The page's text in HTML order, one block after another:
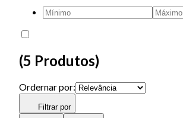
(5 Produtos)
Ordernar por:
Filtrar por